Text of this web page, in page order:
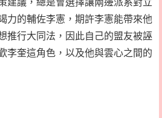
力的輔佐李憲，期許李憲能帶來他
推行大同法，因此自己的盟友被誣
李奎這角色，以及他與雲心之間的